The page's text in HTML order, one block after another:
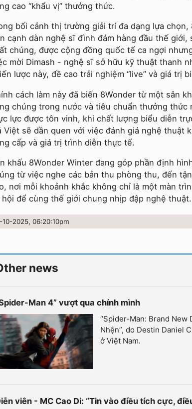
cao “khẩu vị” thưởng thức.
bối cảnh thị trường giải trí đa dạng lựa
cạnh dàn nghệ sĩ đình đám hàng đầu thế
chúng, được cộng đồng quốc tế ca ngợi
mời Dimash - nghệ sĩ sở hữu kỹ thuật thanh
lược này, đề cao trải nghiệm “live” và giá trị
cách làm này đã biến 8Wonder từ một sân
chúng trong nước và tiêu chuẩn thưởng
lực được tôn vinh, khi chất lượng biểu diễn
Việt sẽ dần quen với việc đánh giá nghệ thuật
cấp và giá trị trình diễn thực tế.
khấu 8Wonder Winter đang góp phần định
từ việc nghe các bản thu phòng thu, đến
nơi mỗi khoảnh khắc không chỉ là một màn
hội để cùng thế giới chung nhịp đập nghệ thuật.
10-2025, 06:20:10pm
news
Man 4” vượt qua chính mình
“Spider-Man: Brand New
Nhện”, do Destin Daniel
ở Việt Nam.
viên - MC Cao Di: “Tin vào điều tích cực,